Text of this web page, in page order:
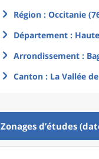
Région : Occitanie
Département :
Arrondissement :
Canton : La Vallée
Zonages d’études